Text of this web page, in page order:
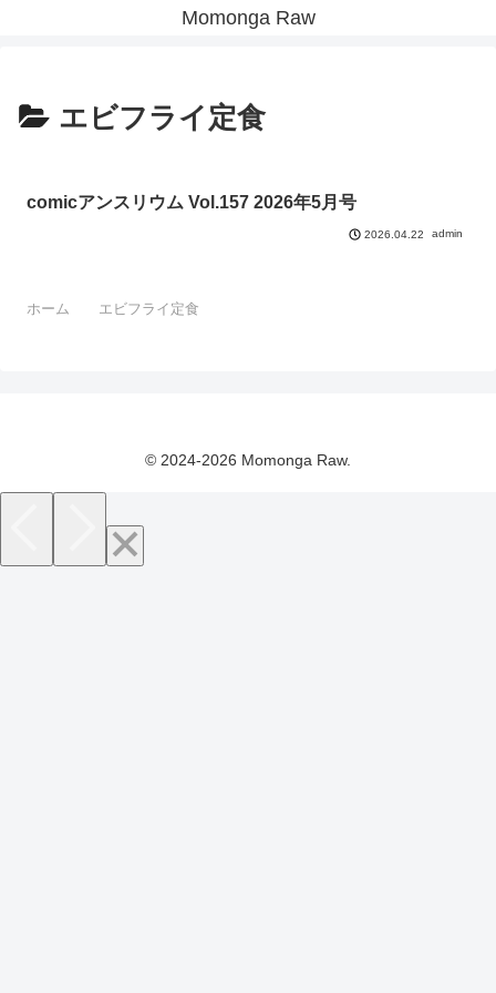
Momonga Raw
エビフライ定食
comicアンスリウム Vol.157 2026年5月号
2026.04.22 admin
ホーム エビフライ定食
© 2024-2026 Momonga Raw.